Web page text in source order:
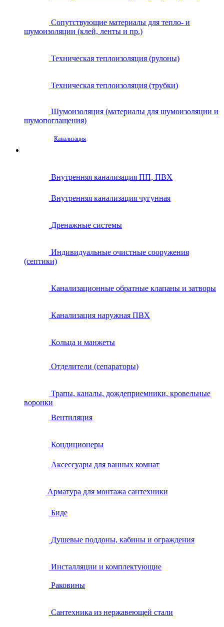
Сопутствующие материалы для тепло- и
шумоизоляции (клей, ленты и пр.)
Техническая теплоизоляция (рулоны)
Техническая теплоизоляция (трубки)
Шумоизоляция (материалы для шумоизоляции и
шумопоглащения)
Канализация
Внутренняя канализация ПП, ПВХ
Внутренняя канализация чугунная
Дренажные системы
Индивидуальные очистные сооружения
(септики)
Канализационные обратные клапаны и затворы
Канализация наружная ПВХ
Кольца и манжеты
Отделители (сепараторы)
Трапы, каналы, дождеприемники, кровельные
воронки
Вентиляция
Кондиционеры
Аксессуары для ванных комнат
Арматура для монтажа сантехники
Биде
Душевые поддоны, кабины и ограждения
Инсталляции и комплектующие
Раковины
Сантехника из нержавеющей стали